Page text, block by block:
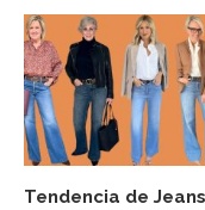
Tendencia de Jeans